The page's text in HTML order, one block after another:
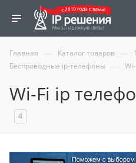
Главная — Каталог товаров —
Беспроводные ip-телефоны —
Wi-Fi ip
4